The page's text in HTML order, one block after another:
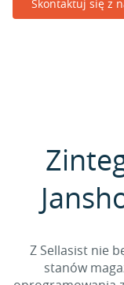
Skontaktuj się z
Z Sellasist nie
stanów